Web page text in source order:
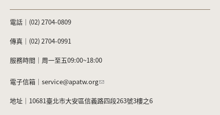
o
電話｜(02) 2704-0809
傳真｜(02) 2704-0991
服務時間｜周一至五09:00~18:00
電子信箱｜ service@apatw.org
地址｜10681臺北市大安區信義路四段263號3樓之6